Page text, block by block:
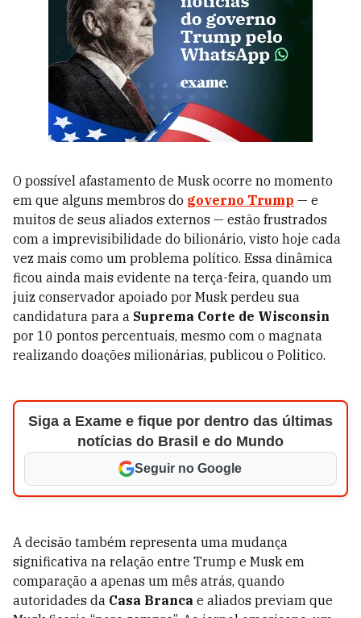
O possível afastamento de Musk ocorre no momento
em que alguns membros do governo Trump — e
muitos de seus aliados externos — estão frustrados
com a imprevisibilidade do bilionário, visto hoje cada
vez mais como um problema político. Essa dinâmica
ficou ainda mais evidente na terça-feira, quando um
juiz conservador apoiado por Musk perdeu sua
candidatura para a Suprema Corte de Wisconsin
por 10 pontos percentuais, mesmo com o magnata
realizando doações milionárias, publicou o Politico.
Siga a Exame e fique por dentro das últimas
notícias do Brasil e do Mundo
Seguir no Google
A decisão também representa uma mudança
significativa na relação entre Trump e Musk em
comparação a apenas um mês atrás, quando
autoridades da Casa Branca e aliados previam que